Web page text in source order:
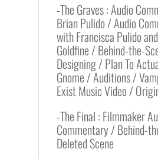
-The Graves : Audio
Brian Pulido / Audio
with Francisca Pulido
Goldfine / Behind-the-
Designing / Plan To
Gnome / Auditions /
Exist Music Video /
-The Final : Filmmaker
Commentary / Behind-
Deleted Scene